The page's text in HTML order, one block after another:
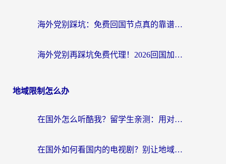
海外党别踩坑：免费回国节点真的靠谱吗？教你选对加速器无缝访问国内资源
海外党别再踩坑免费代理！2026回国加速器全攻略：从选线到避坑，无缝访问国内资源
地域限制怎么办
在国外怎么听酷我？留学生亲测：用对加速器就能畅听国内音乐听书
在国外如何看国内的电视剧？别让地域限制成为追剧路上的绊脚石